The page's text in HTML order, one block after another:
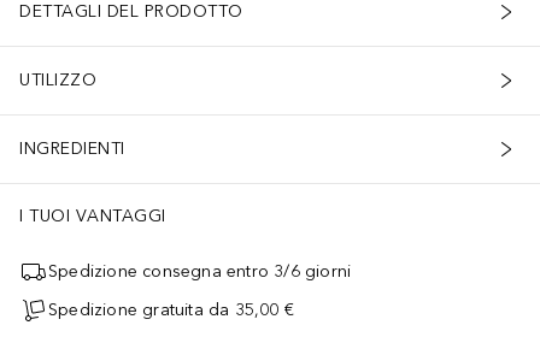
DETTAGLI DEL PRODOTTO
UTILIZZO
INGREDIENTI
I TUOI VANTAGGI
Spedizione consegna entro 3/6 giorni
Spedizione gratuita da 35,00 €